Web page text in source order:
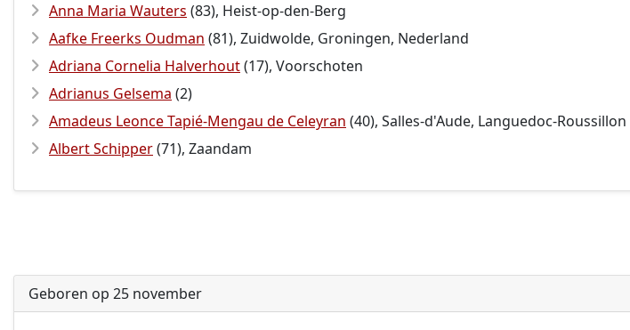
Anna Maria Wauters (83), Heist-op-den-Berg
Aafke Freerks Oudman (81), Zuidwolde, Groningen, Nederland
Adriana Cornelia Halverhout(17), Voorschoten
Adrianus Gelsema (2)
Amadeus Leonce Tapié-Mengau de Celeyran (40), Salles-d'Aude, Languedoc-Roussillon
Albert Schipper(71), Zaandam
Geboren op 25 november